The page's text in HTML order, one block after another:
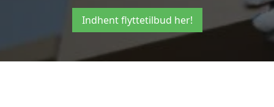
Indhent flyttetilbud her!